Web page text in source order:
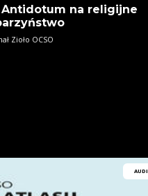
Antidotum na religijne
Zioło OCSO